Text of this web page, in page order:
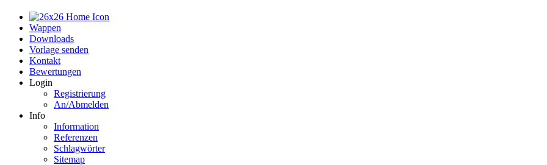
Wappen
Downloads
Vorlage senden
Kontakt
Bewertungen
Login
Registrierung
An/Abmelden
Info
Information
Referenzen
Schlagwörter
Sitemap